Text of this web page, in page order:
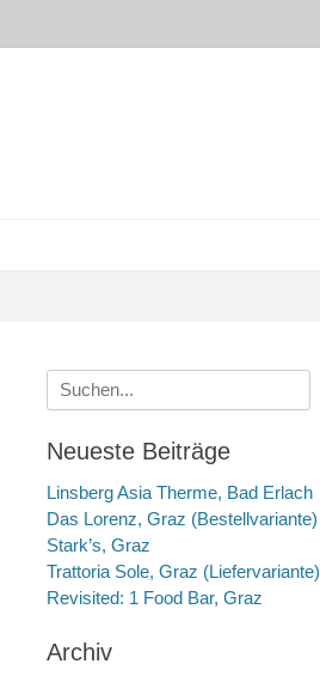
Suche
nach:
Neueste Beiträge
Linsberg Asia Therme, Bad Erlach
Das Lorenz, Graz (Bestellvariante)
Stark’s, Graz
Trattoria Sole, Graz (Liefervariante)
Revisited: 1 Food Bar, Graz
Archiv